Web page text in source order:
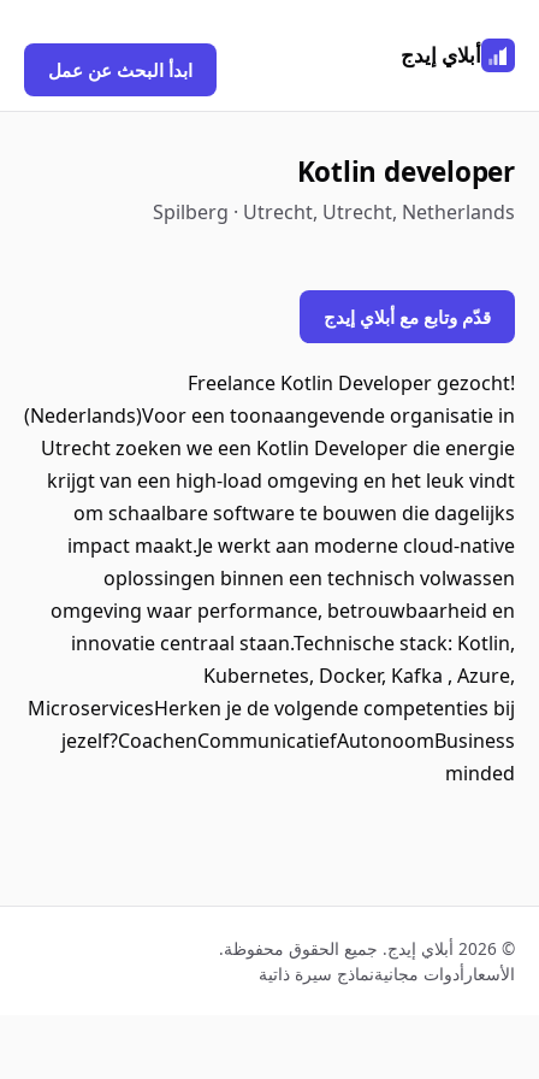
أبلاي إيدج
ابدأ البحث عن عمل
Kotlin developer
Spilberg · Utrecht, Utrecht, Netherlands
قدّم وتابع مع أبلاي إيدج
Freelance Kotlin Developer gezocht!
(Nederlands)Voor een toonaangevende organisatie in
Utrecht zoeken we een Kotlin Developer die energie
krijgt van een high‑load omgeving en het leuk vindt
om schaalbare software te bouwen die dagelijks
impact maakt.Je werkt aan moderne cloud‑native
oplossingen binnen een technisch volwassen
omgeving waar performance, betrouwbaarheid en
innovatie centraal staan.Technische stack: Kotlin,
Kubernetes, Docker, Kafka , Azure,
MicroservicesHerken je de volgende competenties bij
jezelf?CoachenCommunicatiefAutonoomBusiness
minded
© 2026 أبلاي إيدج. جميع الحقوق محفوظة.
الأسعار أدوات مجانيةنماذج سيرة ذاتية